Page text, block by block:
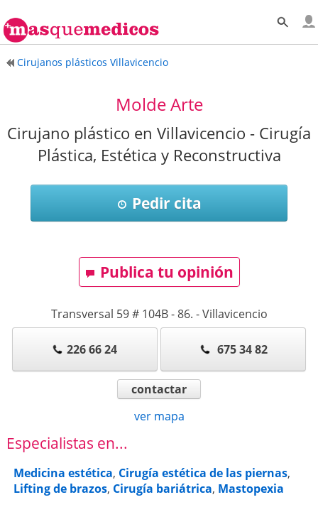
Cirujanos plásticos Villavicencio
Molde Arte
Cirujano plástico en Villavicencio - Cirugía
Plástica, Estética y Reconstructiva
Pedir cita
Publica tu opinión
Transversal 59 # 104B - 86. -Villavicencio
226 66 24 675 34 82
contactar
ver mapa
Especialistas en...
Medicina estética, Cirugía estética de las piernas,
Lifting de brazos, Cirugía bariátrica, Mastopexia